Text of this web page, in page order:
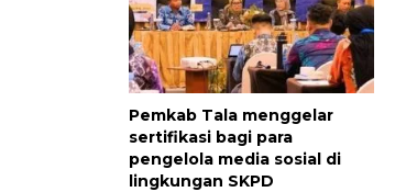
Pemkab Tala menggelar
sertifikasi bagi para
pengelola media sosial di
lingkungan SKPD